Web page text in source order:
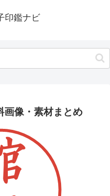
印鑑ナビ
画像・素材まとめ